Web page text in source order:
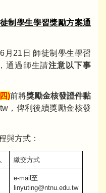
制學生學習獎勵方案通
月21日 師徒制學生學習
通過師生請注意以下事
)前將獎勵金核發證件黏
，俾利後續獎勵金核發
與方式：
繳交方式
e-mail至
linyuting@ntnu.edu.tw